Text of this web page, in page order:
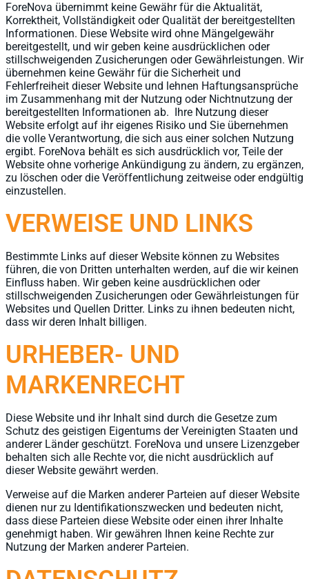
ForeNova übernimmt keine Gewähr für die Aktualität,
Korrektheit, Vollständigkeit oder Qualität der bereitgestellten
Informationen. Diese Website wird ohne Mängelgewähr
bereitgestellt, und wir geben keine ausdrücklichen oder
stillschweigenden Zusicherungen oder Gewährleistungen. Wir
übernehmen keine Gewähr für die Sicherheit und
Fehlerfreiheit dieser Website und lehnen Haftungsansprüche
im Zusammenhang mit der Nutzung oder Nichtnutzung der
bereitgestellten Informationen ab. Ihre Nutzung dieser
Website erfolgt auf ihr eigenes Risiko und Sie übernehmen
die volle Verantwortung, die sich aus einer solchen Nutzung
ergibt. ForeNova behält es sich ausdrücklich vor, Teile der
Website ohne vorherige Ankündigung zu ändern, zu ergänzen,
zu löschen oder die Veröffentlichung zeitweise oder endgültig
einzustellen.
VERWEISE UND LINKS
Bestimmte Links auf dieser Website können zu Websites
führen, die von Dritten unterhalten werden, auf die wir keinen
Einfluss haben. Wir geben keine ausdrücklichen oder
stillschweigenden Zusicherungen oder Gewährleistungen für
Websites und Quellen Dritter. Links zu ihnen bedeuten nicht,
dass wir deren Inhalt billigen.
URHEBER- UND
MARKENRECHT
Diese Website und ihr Inhalt sind durch die Gesetze zum
Schutz des geistigen Eigentums der Vereinigten Staaten und
anderer Länder geschützt. ForeNova und unsere Lizenzgeber
behalten sich alle Rechte vor, die nicht ausdrücklich auf
dieser Website gewährt werden.
Verweise auf die Marken anderer Parteien auf dieser Website
dienen nur zu Identifikationszwecken und bedeuten nicht,
dass diese Parteien diese Website oder einen ihrer Inhalte
genehmigt haben. Wir gewähren Ihnen keine Rechte zur
Nutzung der Marken anderer Parteien.